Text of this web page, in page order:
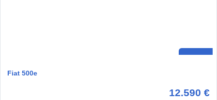
Fiat 500e
12.590 €